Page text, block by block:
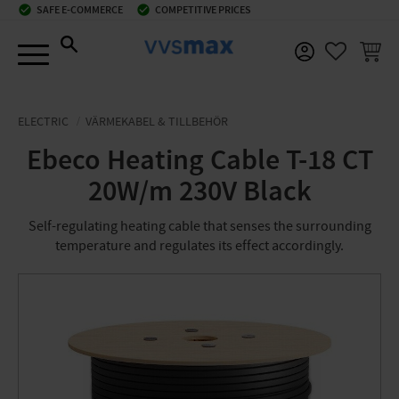
check_circle SAFE E-COMMERCE check_circle COMPETITIVE PRICES
BASKET
ELECTRIC VÄRMEKABEL & TILLBEHÖR
Ebeco Heating Cable T-18 CT
20W/m 230V Black
Self-regulating heating cable that senses the surrounding
temperature and regulates its effect accordingly.